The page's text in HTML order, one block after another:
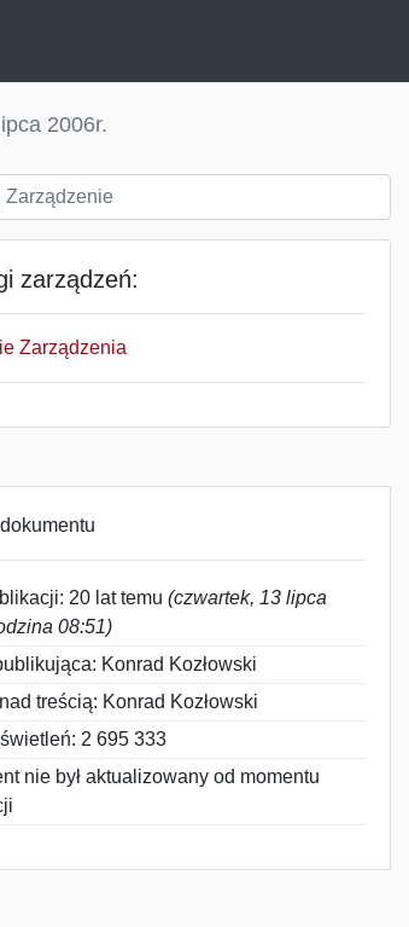
2006r.
zarządzeń:
Zarządzenia
20 lat temu (czwartek, 13 lipca
08:51)
Konrad Kozłowski
treścią: Konrad Kozłowski
2 695 333
nie był aktualizowany od momentu